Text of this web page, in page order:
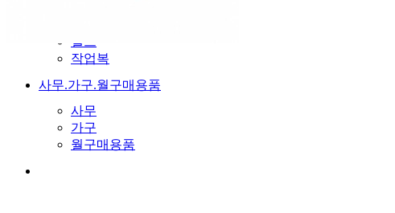
헬스
작업복
사무.가구.월구매용품
사무
가구
월구매용품